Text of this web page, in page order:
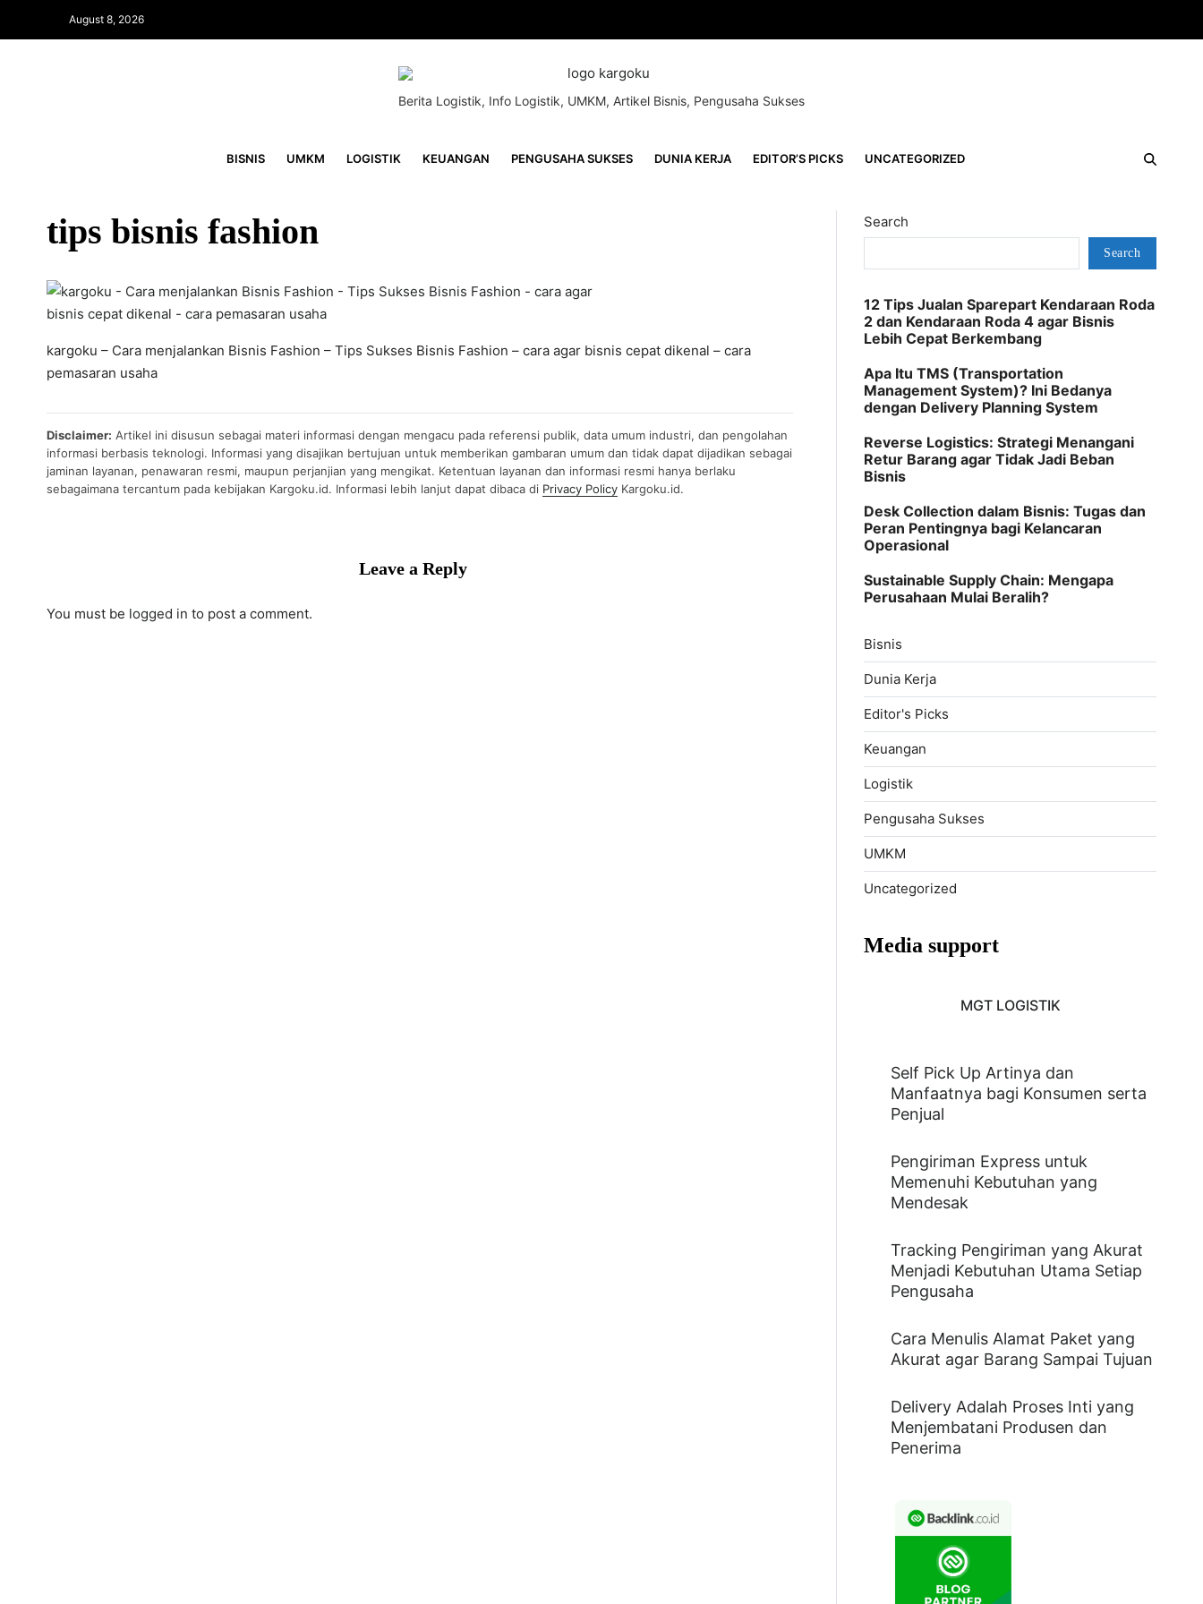
August 8, 2026
Berita Logistik, Info Logistik, UMKM, Artikel Bisnis, Pengusaha Sukses
BISNIS UMKM LOGISTIK KEUANGAN PENGUSAHA SUKSES DUNIA KERJA EDITOR’S PICKS UNCATEGORIZED
tips bisnis fashion
kargoku – Cara menjalankan Bisnis Fashion – Tips Sukses Bisnis Fashion – cara agar bisnis cepat dikenal – cara
pemasaran usaha
Disclaimer: Artikel ini disusun sebagai materi informasi dengan mengacu pada referensi publik, data umum industri, dan pengolahan
informasi berbasis teknologi. Informasi yang disajikan bertujuan untuk memberikan gambaran umum dan tidak dapat dijadikan sebagai
jaminan layanan, penawaran resmi, maupun perjanjian yang mengikat. Ketentuan layanan dan informasi resmi hanya berlaku
sebagaimana tercantum pada kebijakan Kargoku.id. Informasi lebih lanjut dapat dibaca di Privacy Policy Kargoku.id.
Leave a Reply
You must be logged in to post a comment.
Search
Search
12 Tips Jualan Sparepart Kendaraan Roda
2 dan Kendaraan Roda 4 agar Bisnis
Lebih Cepat Berkembang
Apa Itu TMS (Transportation
Management System)? Ini Bedanya
dengan Delivery Planning System
Reverse Logistics: Strategi Menangani
Retur Barang agar Tidak Jadi Beban
Bisnis
Desk Collection dalam Bisnis: Tugas dan
Peran Pentingnya bagi Kelancaran
Operasional
Sustainable Supply Chain: Mengapa
Perusahaan Mulai Beralih?
Bisnis
Dunia Kerja
Editor's Picks
Keuangan
Logistik
Pengusaha Sukses
UMKM
Uncategorized
Media support
MGT LOGISTIK
Self Pick Up Artinya dan
Manfaatnya bagi Konsumen serta
Penjual
Pengiriman Express untuk
Memenuhi Kebutuhan yang
Mendesak
Tracking Pengiriman yang Akurat
Menjadi Kebutuhan Utama Setiap
Pengusaha
Cara Menulis Alamat Paket yang
Akurat agar Barang Sampai Tujuan
Delivery Adalah Proses Inti yang
Menjembatani Produsen dan
Penerima